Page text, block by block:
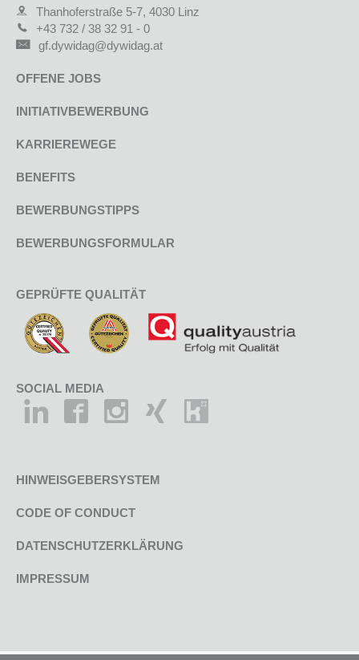
Thanhoferstraße 5-7, 4030 Linz
+43 732 / 38 32 91 - 0
gf.dywidag@dywidag.at
OFFENE JOBS
INITIATIVBEWERBUNG
KARRIEREWEGE
BENEFITS
BEWERBUNGSTIPPS
BEWERBUNGSFORMULAR
GEPRÜFTE QUALITÄT
SOCIAL MEDIA
HINWEISGEBERSYSTEM
CODE OF CONDUCT
DATENSCHUTZERKLÄRUNG
IMPRESSUM